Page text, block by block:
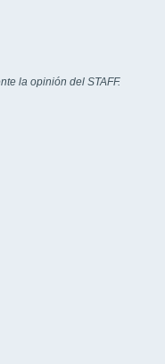
la opinión del STAFF.